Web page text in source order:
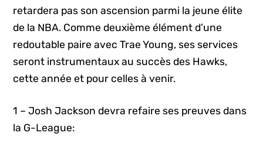
retardera pas son ascension parmi la jeune élite
de la NBA. Comme deuxième élément d’une
redoutable paire avec Trae Young, ses services
seront instrumentaux au succès des Hawks,
cette année et pour celles à venir.
1 – Josh Jackson devra refaire ses preuves dans
la G-League: